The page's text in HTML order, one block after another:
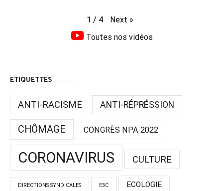
1 / 4 Next »
Toutes nos vidéos
ETIQUETTES
ANTI-RACISME ANTI-RÉPRÉSSION
CHÔMAGE CONGRÈS NPA 2022
CORONAVIRUS CULTURE
DIRECTIONS SYNDICALES E3C ECOLOGIE